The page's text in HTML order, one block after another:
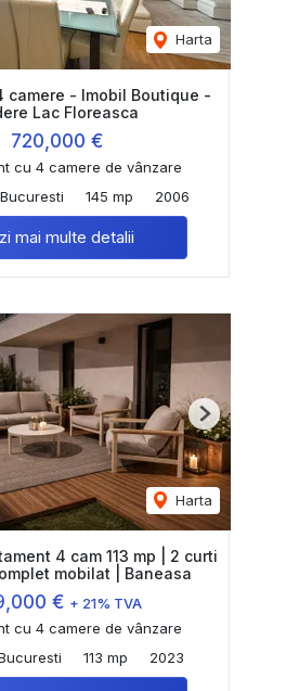
Harta
camere - Imobil Boutique -
Lac Floreasca
720,000 €
cu 4 camere de vânzare
145 mp 2006
mai multe detalii
Harta
Next
4 cam 113 mp | 2 curti
mobilat | Baneasa
€ + 21% TVA
cu 4 camere de vânzare
113 mp 2023